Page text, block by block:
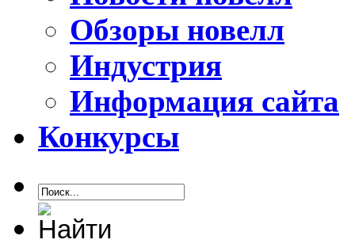
Обзоры новелл
Индустрия
Информация сайта
Конкурсы